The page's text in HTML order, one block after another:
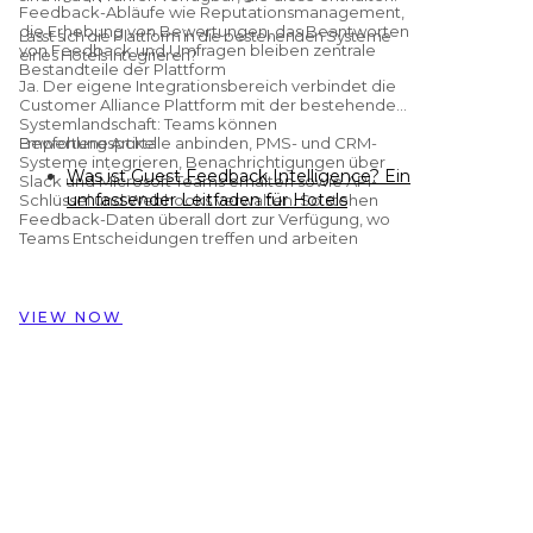
Feedback-Abläufe wie Reputationsmanagement,
die Erhebung von Bewertungen, das Beantworten
von Feedback und Umfragen bleiben zentrale
Bestandteile der Plattform
Lässt sich die Plattform in die bestehenden Systeme
eines Hotels integrieren?
Ja. Der eigene Integrationsbereich verbindet die
Customer Alliance Plattform mit der bestehenden
Systemlandschaft: Teams können
Bewertungsportale anbinden, PMS- und CRM-
Systeme integrieren, Benachrichtigungen über
Slack und Microsoft Teams erhalten sowie API-
Schlüssel und Webhooks verwalten. So stehen
Feedback-Daten überall dort zur Verfügung, wo
Teams Entscheidungen treffen und arbeiten
Empfohlene Artikel
Was ist Guest Feedback Intelligence? Ein
umfassender Leitfaden für Hotels
Preston Palace: Wie Gästefeedback-
Daten die Renovierung von 324
Customer Alliance Gästefeedback über
VIEW NOW